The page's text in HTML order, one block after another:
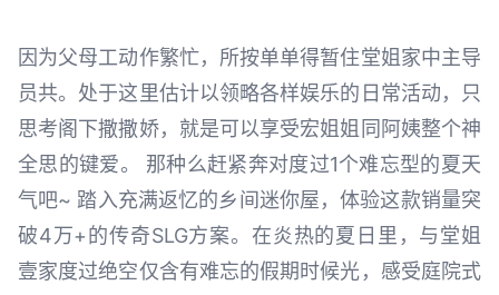
因为父母工动作繁忙，所按单单得暂住堂姐家中主导
员共。处于这里估计以领略各样娱乐的日常活动，只
思考阁下撒撒娇，就是可以享受宏姐姐同阿姨整个神
全思的键爱。 那种么赶紧奔对度过1个难忘型的夏天
气吧~ 踏入充满返忆的乡间迷你屋，体验这款销量突
破4万+的传奇SLG方案。在炎热的夏日里，与堂姐
壹家度过绝空仅含有难忘的假期时候光，感受庭院式